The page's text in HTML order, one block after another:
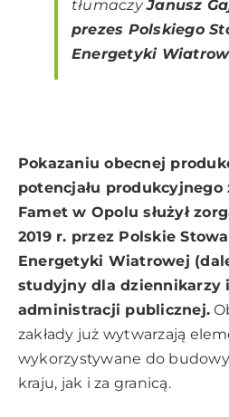
tłumaczyJanusz
prezes Polskiego
Energetyki
Pokazaniu obecnej
potencjału produkcyjnego
Famet w Opolu służył
2019 r. przez Polskie
Energetyki Wiatrowej
studyjny dla dziennikarzy
administracji publicznej.
zakłady już wytwarzają
wykorzystywane do
kraju, jak i za granicą.